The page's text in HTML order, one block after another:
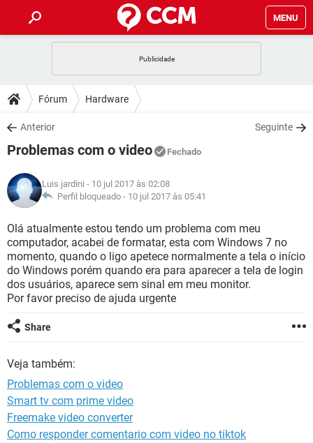
MENU
CELULAR
OUTLOOK
INSTAGRAM GMAIL
GUIA DE COMPRAS
DICAS
JOGOS
INSTAGRAM GMAIL
GUIA DE COMPRAS
DOWNLOADS
JOGOS WHATSAPP
CELULAR
OUTLOOK EXCEL
INSTAGRAM GMAIL
GUIA DE COMPRAS
JOGOS WHATSAPP
CELULAR
OUTLOOK EXCEL
INSTAGRAM GMAIL
GUIA DE COMPRAS
GLOSSÁRIO
JOGOS WHATSAPP
CELULAR FACEBOOK
OUTLOOK EXCEL
INSTAGRAM GMAIL
GUIA DE COMPRAS
Fórum Hardware
Anterior Seguinte
Problemas com o video Fechado
Luis jardini - 10 jul 2017 às 02:08
Perfil bloqueado - 10 jul 2017 às 05:41
Olá atualmente estou tendo um problema com meu
computador, acabei de formatar, esta com Windows 7 no
momento, quando o ligo apetece normalmente a tela o início
do Windows porém quando era para aparecer a tela de login
dos usuários, aparece sem sinal em meu monitor.
Por favor preciso de ajuda urgente
Share
Veja também:
Problemas com o video
Smart tv com prime video
Freemake video converter
Como responder comentario com video no tiktok